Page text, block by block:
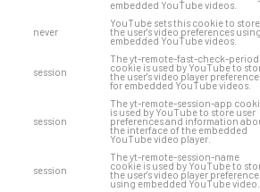
embedded YouTube videos.
never
YouTube sets this cookie to store
the user's video preferences
embedded YouTube videos.
session
The yt-remote-fast-check-period
cookie is used by YouTube to
the user's video player
for embedded YouTube videos.
session
The yt-remote-session-app
is used by YouTube to store user
preferences and information
the interface of the embedded
YouTube video player.
session
The yt-remote-session-name
cookie is used by YouTube to
the user's video player
using embedded YouTube video.